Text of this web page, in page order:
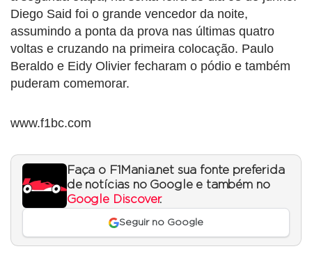
Diego Said foi o grande vencedor da noite,
assumindo a ponta da prova nas últimas quatro
voltas e cruzando na primeira colocação. Paulo
Beraldo e Eidy Olivier fecharam o pódio e também
puderam comemorar.
www.f1bc.com
Faça o F1Mania.net sua fonte preferida
de notícias no Google e também no
Google Discover.
Seguir no Google